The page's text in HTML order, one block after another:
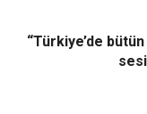
“Türkiye’de